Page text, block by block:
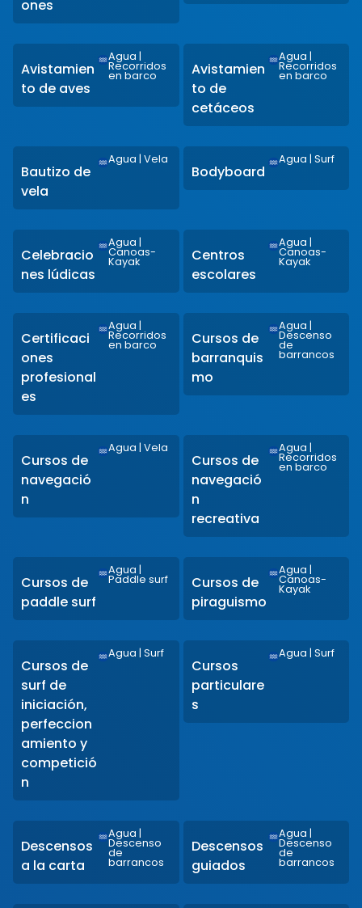
ones
Avistamien
to de aves
Agua |
Recorridos
en barco
Avistamien
to de
cetáceos
Agua |
Recorridos
en barco
Bautizo de
vela
Agua |Vela
Bodyboard
Agua | Surf
Celebracio
nes lúdicas
Agua |
Canoas-
Kayak
Centros
escolares
Agua |
Canoas-
Kayak
Certificaci
ones
profesional
es
Agua |
Recorridos
en barco
Cursos de
barranquis
mo
Agua |
Descenso
de
barrancos
Cursos de
navegació
n
Agua |Vela
Cursos de
navegació
n
recreativa
Agua |
Recorridos
en barco
Cursos de
paddle surf
Agua |
Paddle surf
Cursos de
piraguismo
Agua |
Canoas-
Kayak
Cursos de
surf de
iniciación,
perfeccion
amiento y
competició
n
Agua |Surf
Cursos
particulare
s
Agua | Surf
Descensos
a la carta
Agua |
Descenso
de
barrancos
Descensos
guiados
Agua |
Descenso
de
barrancos